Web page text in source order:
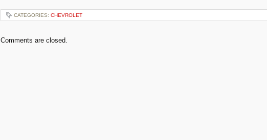
CATEGORIES: CHEVROLET
Comments are closed.